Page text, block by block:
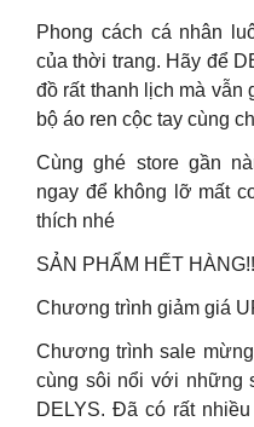
Phong cách cá nhân
của thời trang. Hãy để
đồ rất thanh lịch mà
bộ áo ren cộc tay cùng
Cùng ghé store gần
ngay để không lỡ mất
thích nhé
SẢN PHẨM HẾT
Chương trình giảm giá
Chương trình sale
cùng sôi nổi với những
DELYS. Đã có rất